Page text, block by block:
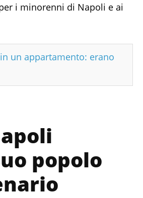
i minorenni di Napoli e ai
un appartamento: erano
popolo